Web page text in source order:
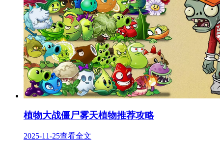
植物大战僵尸雾天植物推荐攻略
2025-11-25查看全文